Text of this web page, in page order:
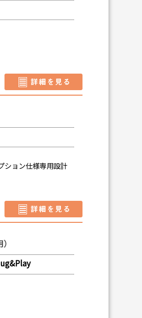
ション仕様専用設計